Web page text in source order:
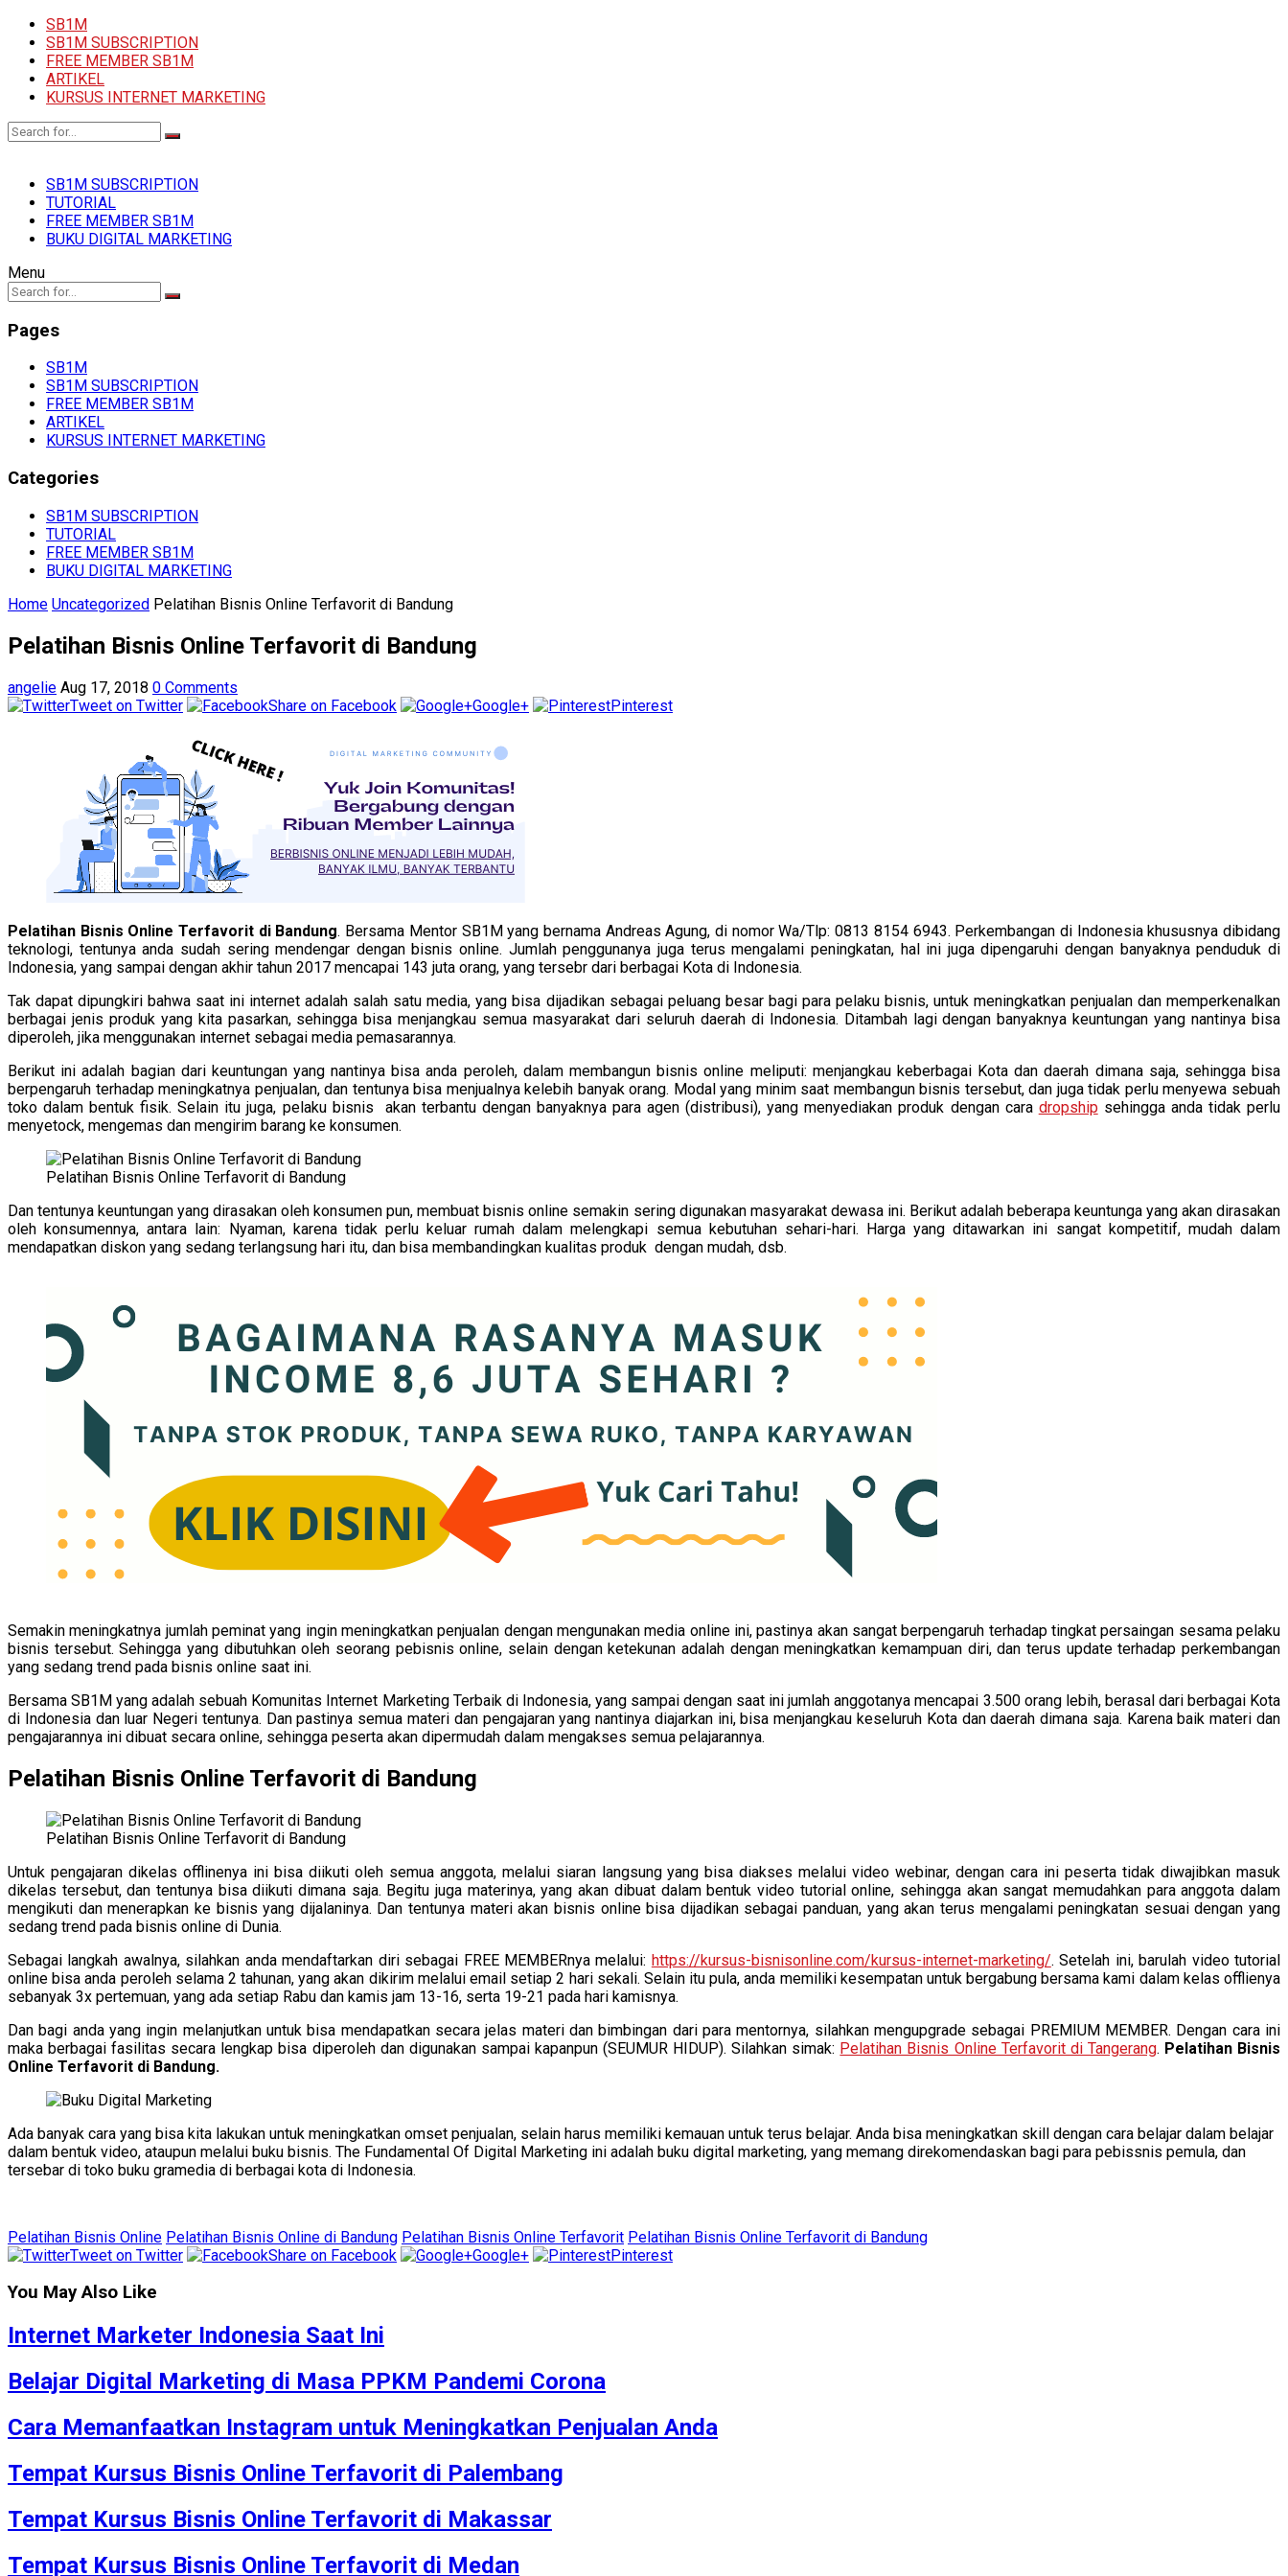
SB1M
SB1M SUBSCRIPTION
FREE MEMBER SB1M
ARTIKEL
KURSUS INTERNET MARKETING
SB1M SUBSCRIPTION
TUTORIAL
FREE MEMBER SB1M
BUKU DIGITAL MARKETING
Menu
Pages
SB1M
SB1M SUBSCRIPTION
FREE MEMBER SB1M
ARTIKEL
KURSUS INTERNET MARKETING
Categories
SB1M SUBSCRIPTION
TUTORIAL
FREE MEMBER SB1M
BUKU DIGITAL MARKETING
Home Uncategorized Pelatihan Bisnis Online Terfavorit di Bandung
Pelatihan Bisnis Online Terfavorit di Bandung
angelie Aug 17, 2018 0 Comments
Tweet on Twitter
Share on Facebook Google+ Pinterest
Pelatihan Bisnis Online Terfavorit di Bandung. Bersama Mentor SB1M yang bernama Andreas Agung, di nomor Wa/Tlp: 0813 8154 6943. Perkembangan di Indonesia khususnya dibidang
teknologi, tentunya anda sudah sering mendengar dengan bisnis online. Jumlah penggunanya juga terus mengalami peningkatan, hal ini juga dipengaruhi dengan banyaknya penduduk di
Indonesia, yang sampai dengan akhir tahun 2017 mencapai 143 juta orang, yang tersebr dari berbagai Kota di Indonesia.
Tak dapat dipungkiri bahwa saat ini internet adalah salah satu media, yang bisa dijadikan sebagai peluang besar bagi para pelaku bisnis, untuk meningkatkan penjualan dan memperkenalkan
berbagai jenis produk yang kita pasarkan, sehingga bisa menjangkau semua masyarakat dari seluruh daerah di Indonesia. Ditambah lagi dengan banyaknya keuntungan yang nantinya bisa
diperoleh, jika menggunakan internet sebagai media pemasarannya.
Berikut ini adalah bagian dari keuntungan yang nantinya bisa anda peroleh, dalam membangun bisnis online meliputi: menjangkau keberbagai Kota dan daerah dimana saja, sehingga bisa
berpengaruh terhadap meningkatnya penjualan, dan tentunya bisa menjualnya kelebih banyak orang. Modal yang minim saat membangun bisnis tersebut, dan juga tidak perlu menyewa sebuah
toko dalam bentuk fisik. Selain itu juga, pelaku bisnis akan terbantu dengan banyaknya para agen (distribusi), yang menyediakan produk dengan cara dropship sehingga anda tidak perlu
menyetock, mengemas dan mengirim barang ke konsumen.
Pelatihan Bisnis Online Terfavorit di Bandung
Dan tentunya keuntungan yang dirasakan oleh konsumen pun, membuat bisnis online semakin sering digunakan masyarakat dewasa ini. Berikut adalah beberapa keuntunga yang akan dirasakan
oleh konsumennya, antara lain: Nyaman, karena tidak perlu keluar rumah dalam melengkapi semua kebutuhan sehari-hari. Harga yang ditawarkan ini sangat kompetitif, mudah dalam
mendapatkan diskon yang sedang terlangsung hari itu, dan bisa membandingkan kualitas produk dengan mudah, dsb.
Semakin meningkatnya jumlah peminat yang ingin meningkatkan penjualan dengan mengunakan media online ini, pastinya akan sangat berpengaruh terhadap tingkat persaingan sesama pelaku
bisnis tersebut. Sehingga yang dibutuhkan oleh seorang pebisnis online, selain dengan ketekunan adalah dengan meningkatkan kemampuan diri, dan terus update terhadap perkembangan
yang sedang trend pada bisnis online saat ini.
Bersama SB1M yang adalah sebuah Komunitas Internet Marketing Terbaik di Indonesia, yang sampai dengan saat ini jumlah anggotanya mencapai 3.500 orang lebih, berasal dari berbagai Kota
di Indonesia dan luar Negeri tentunya. Dan pastinya semua materi dan pengajaran yang nantinya diajarkan ini, bisa menjangkau keseluruh Kota dan daerah dimana saja. Karena baik materi dan
pengajarannya ini dibuat secara online, sehingga peserta akan dipermudah dalam mengakses semua pelajarannya.
Pelatihan Bisnis Online Terfavorit di Bandung
Pelatihan Bisnis Online Terfavorit di Bandung
Untuk pengajaran dikelas offlinenya ini bisa diikuti oleh semua anggota, melalui siaran langsung yang bisa diakses melalui video webinar, dengan cara ini peserta tidak diwajibkan masuk
dikelas tersebut, dan tentunya bisa diikuti dimana saja. Begitu juga materinya, yang akan dibuat dalam bentuk video tutorial online, sehingga akan sangat memudahkan para anggota dalam
mengikuti dan menerapkan ke bisnis yang dijalaninya. Dan tentunya materi akan bisnis online bisa dijadikan sebagai panduan, yang akan terus mengalami peningkatan sesuai dengan yang
sedang trend pada bisnis online di Dunia.
Sebagai langkah awalnya, silahkan anda mendaftarkan diri sebagai FREE MEMBERnya melalui: https://kursus-bisnisonline.com/kursus-internet-marketing/. Setelah ini, barulah video tutorial
online bisa anda peroleh selama 2 tahunan, yang akan dikirim melalui email setiap 2 hari sekali. Selain itu pula, anda memiliki kesempatan untuk bergabung bersama kami dalam kelas offlienya
sebanyak 3x pertemuan, yang ada setiap Rabu dan kamis jam 13-16, serta 19-21 pada hari kamisnya.
Dan bagi anda yang ingin melanjutkan untuk bisa mendapatkan secara jelas materi dan bimbingan dari para mentornya, silahkan mengupgrade sebagai PREMIUM MEMBER. Dengan cara ini
maka berbagai fasilitas secara lengkap bisa diperoleh dan digunakan sampai kapanpun (SEUMUR HIDUP). Silahkan simak: Pelatihan Bisnis Online Terfavorit di Tangerang. Pelatihan Bisnis
Online Terfavorit di Bandung.
Ada banyak cara yang bisa kita lakukan untuk meningkatkan omset penjualan, selain harus memiliki kemauan untuk terus belajar. Anda bisa meningkatkan skill dengan cara belajar dalam belajar
dalam bentuk video, ataupun melalui buku bisnis. The Fundamental Of Digital Marketing ini adalah buku digital marketing, yang memang direkomendaskan bagi para pebissnis pemula, dan
tersebar di toko buku gramedia di berbagai kota di Indonesia.
Pelatihan Bisnis Online Pelatihan Bisnis Online di Bandung Pelatihan Bisnis Online Terfavorit Pelatihan Bisnis Online Terfavorit di Bandung
Tweet on Twitter
Share on Facebook Google+ Pinterest
You May Also Like
Internet Marketer Indonesia Saat Ini
Belajar Digital Marketing di Masa PPKM Pandemi Corona
Cara Memanfaatkan Instagram untuk Meningkatkan Penjualan Anda
Tempat Kursus Bisnis Online Terfavorit di Palembang
Tempat Kursus Bisnis Online Terfavorit di Makassar
Tempat Kursus Bisnis Online Terfavorit di Medan